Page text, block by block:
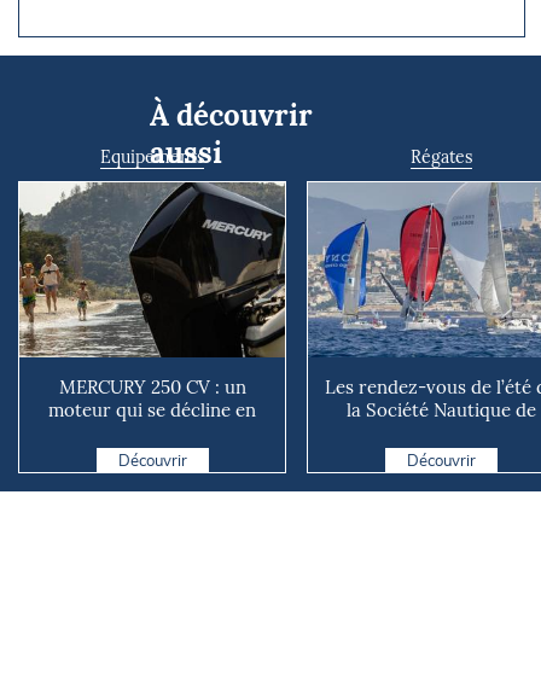
À découvrir
aussi
Equipements
MERCURY 250 CV : un
moteur qui se décline en
Découvrir
Régates
Les rendez-vous de l’été
la Société Nautique de
Découvrir